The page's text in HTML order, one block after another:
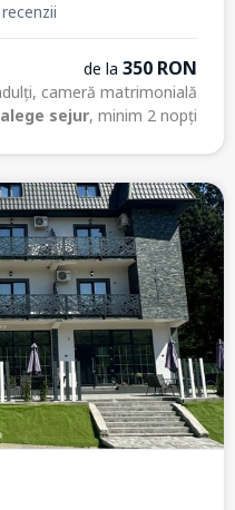
de la 350 RON
cameră matrimonială
alege sejur, minim 2 nopți